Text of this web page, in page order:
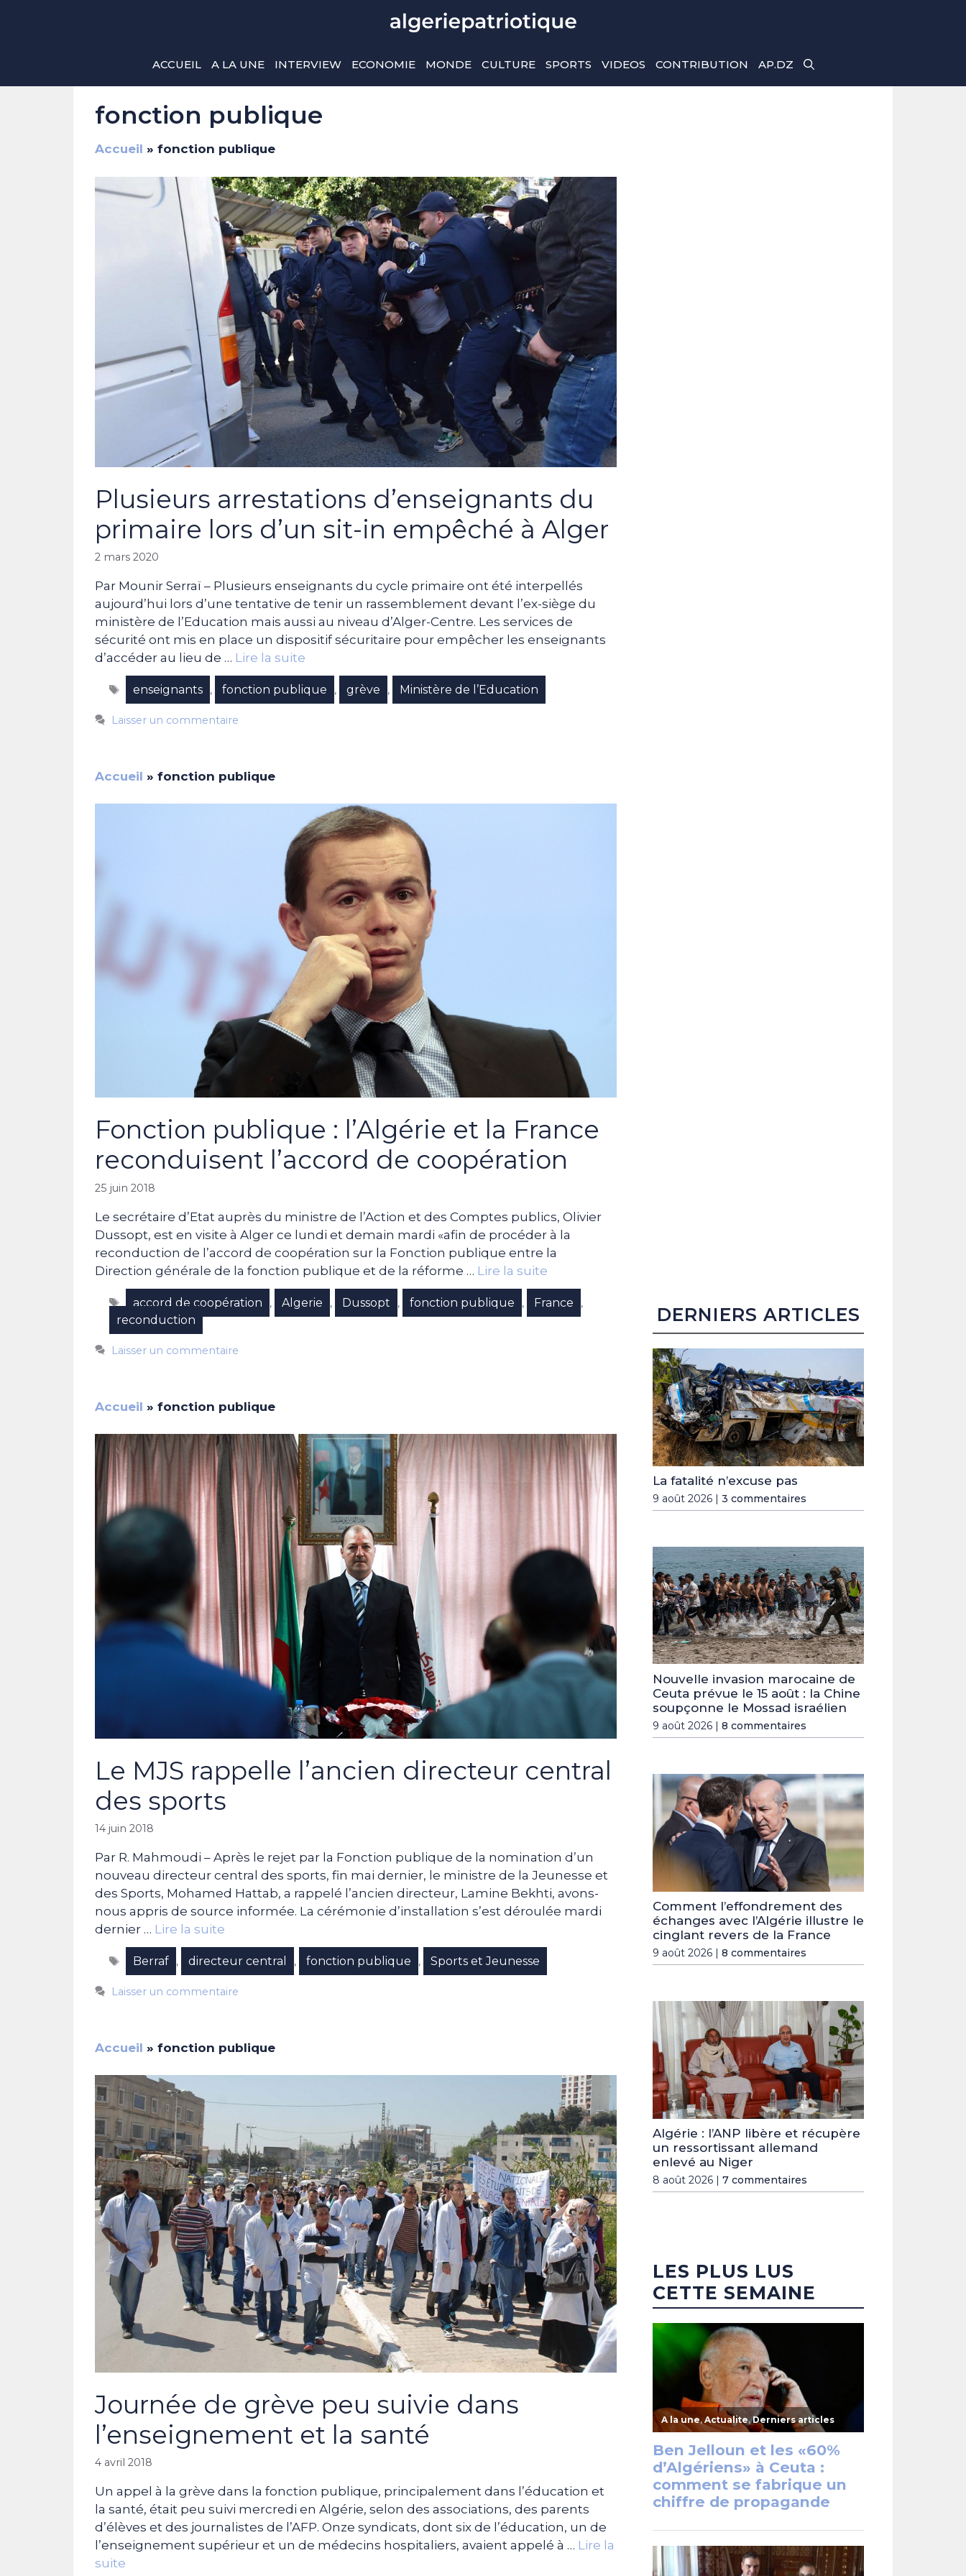
ACCUEIL A LA UNE INTERVIEW ECONOMIE MONDE CULTURE SPORTS VIDEOS CONTRIBUTION AP.DZ
fonction publique
Accueil » fonction publique
Plusieurs arrestations d’enseignants du
primaire lors d’un sit-in empêché à Alger
2 mars 2020
Par Mounir Serraï – Plusieurs enseignants du cycle primaire ont été interpellés
aujourd’hui lors d’une tentative de tenir un rassemblement devant l’ex-siège du
ministère de l’Education mais aussi au niveau d’Alger-Centre. Les services de
sécurité ont mis en place un dispositif sécuritaire pour empêcher les enseignants
d’accéder au lieu de … Lire la suite
Étiquettes
enseignants , fonction publique , grève , Ministère de l’Education
Laisser un commentaire
Accueil » fonction publique
Fonction publique : l’Algérie et la France
reconduisent l’accord de coopération
25 juin 2018
Le secrétaire d’Etat auprès du ministre de l’Action et des Comptes publics, Olivier
Dussopt, est en visite à Alger ce lundi et demain mardi «afin de procéder à la
reconduction de l’accord de coopération sur la Fonction publique entre la
Direction générale de la fonction publique et de la réforme … Lire la suite
Étiquettes
accord de coopération , Algerie , Dussopt , fonction publique , France ,
reconduction
Laisser un commentaire
Accueil » fonction publique
Le MJS rappelle l’ancien directeur central
des sports
14 juin 2018
Par R. Mahmoudi – Après le rejet par la Fonction publique de la nomination d’un
nouveau directeur central des sports, fin mai dernier, le ministre de la Jeunesse et
des Sports, Mohamed Hattab, a rappelé l’ancien directeur, Lamine Bekhti, avons-
nous appris de source informée. La cérémonie d’installation s’est déroulée mardi
dernier … Lire la suite
Étiquettes
Berraf , directeur central , fonction publique , Sports et Jeunesse
Laisser un commentaire
Accueil » fonction publique
Journée de grève peu suivie dans
l’enseignement et la santé
4 avril 2018
Un appel à la grève dans la fonction publique, principalement dans l’éducation et
la santé, était peu suivi mercredi en Algérie, selon des associations, des parents
d’élèves et des journalistes de l’AFP. Onze syndicats, dont six de l’éducation, un de
l’enseignement supérieur et un de médecins hospitaliers, avaient appelé à … Lire la
suite
DERNIERS ARTICLES
La fatalité n’excuse pas
9 août 2026 | 3 commentaires
Nouvelle invasion marocaine de
Ceuta prévue le 15 août : la Chine
soupçonne le Mossad israélien
9 août 2026 | 8 commentaires
Comment l’effondrement des
échanges avec l’Algérie illustre le
cinglant revers de la France
9 août 2026 | 8 commentaires
Algérie : l’ANP libère et récupère
un ressortissant allemand
enlevé au Niger
8 août 2026 | 7 commentaires
LES PLUS LUS
CETTE SEMAINE